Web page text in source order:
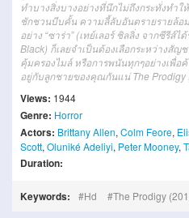
ทำบางสิ่งบางอย่างที่นึกไม่ถึงกระทั่งทำ
ชักชวนบีบคั้น ความลี้ลับอันตรายรายล้อ
อย่าง “ซาร่า” (เทย์เลอร์ ชิลลิ่ง จากซีรีส์
Black) ก็เลยจำเป็นต้องเลือกระหว่างสั
คุ้มครองไมล์ หรือการพนันทุกๆอย่างเพื่อ
อยู่กับลูกชายของคุณกันแน่ The Prodigy
Views: 1944
Genre: Horror
Actors: Brittany Allen, Colm Feore,
Scott, Oluniké Adeliyi, Peter Mooney,
Duration:
Keywords: Hd The Prodigy